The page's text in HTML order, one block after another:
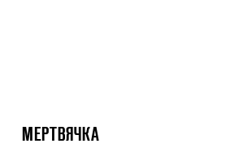
МЕРТВЯЧКА